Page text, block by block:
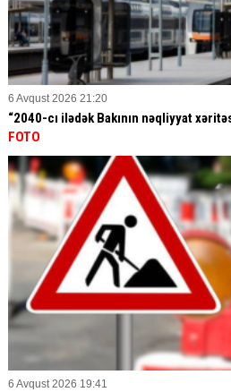
6 Avqust 2026 21:20
“2040-cı ilədək Bakının nəqliyyat
FOTO
6 Avqust 2026 19:41